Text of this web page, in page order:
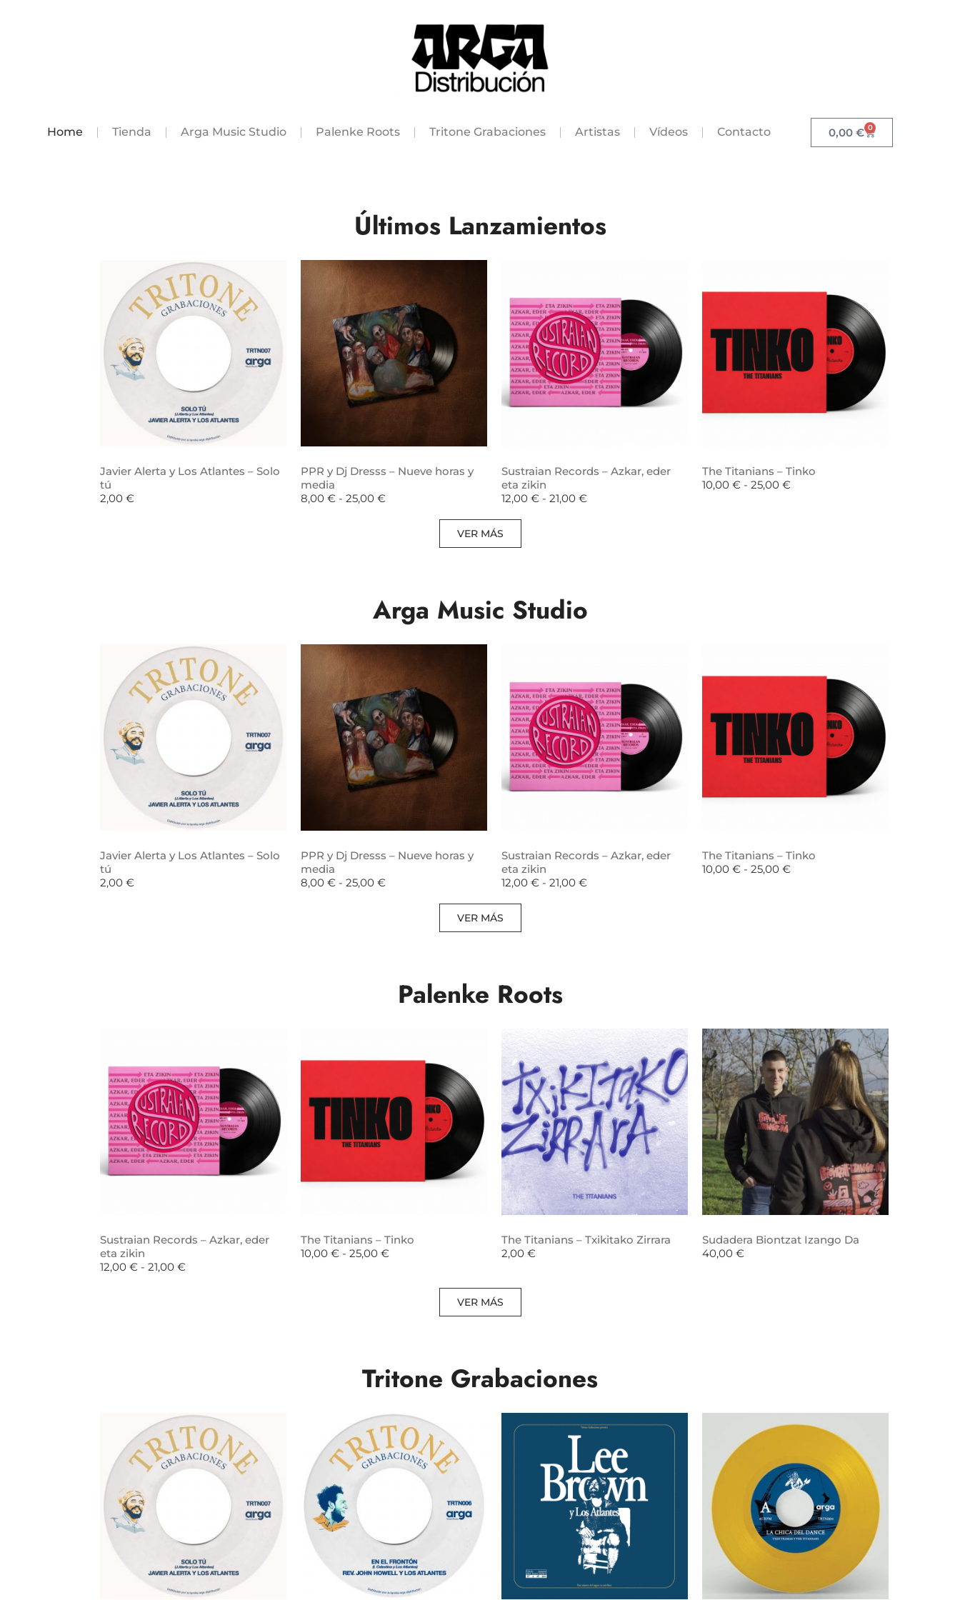
Home Tienda Arga Music Studio Palenke Roots Tritone Grabaciones Artistas Vídeos Contacto 0,00€ 0
Últimos Lanzamientos
Javier Alerta y Los Atlantes – Solo
tú
2,00 €
PPR y Dj Dresss – Nueve horas y
media
8,00 € - 25,00 €
Sustraian Records – Azkar, eder
eta zikin
12,00 € - 21,00 €
The Titanians – Tinko
10,00 € - 25,00 €
VER MÁS
Arga Music Studio
Javier Alerta y Los Atlantes – Solo
tú
2,00 €
PPR y Dj Dresss – Nueve horas y
media
8,00 € - 25,00 €
Sustraian Records – Azkar, eder
eta zikin
12,00 € - 21,00 €
The Titanians – Tinko
10,00 € - 25,00 €
VER MÁS
Palenke Roots
Sustraian Records – Azkar, eder
eta zikin
12,00 € - 21,00 €
The Titanians – Tinko
10,00 € - 25,00 €
The Titanians – Txikitako Zirrara
2,00 €
Sudadera Biontzat Izango Da
40,00 €
VER MÁS
Tritone Grabaciones